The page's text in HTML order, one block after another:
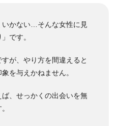
いかない…そんな女性に見
」です。
が、やり方を間違えると
を与えかねません。
、せっかくの出会いを無